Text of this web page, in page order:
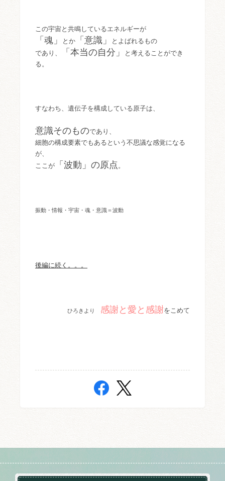
この宇宙と共鳴しているエネルギーが
「魂」 とか 「意識」
とよばれるもの
であり、
「本当の自分」
と考えることができ
る。
すなわち、遺伝子を構成している原子は、
意識そのものであり、
細胞の構成要素でもあるという不思議な感覚になる
が、
ここが
「波動」の原点 。
振動・情報・宇宙・魂・意識＝波動
後編に続く。。。
ひろきより 感謝と愛と感謝をこめて